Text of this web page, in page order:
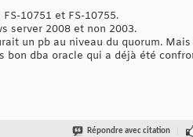
10751 et FS-10755.
server 2008 et non 2003.
un pb au niveau du quorum.
bon dba oracle qui a déjà été
Répondre avec citation